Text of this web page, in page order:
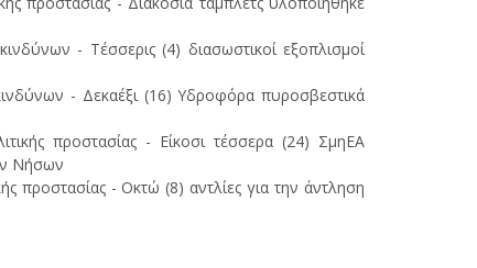
- Τέσσερις (4) διασωστικοί εξοπλισμοί
- Δεκαέξι (16) Υδροφόρα πυροσβεστικά
προστασίας - Είκοσι τέσσερα (24) ΣμηΕΑ
Νήσων
προστασίας - Οκτώ (8) αντλίες για την άντληση